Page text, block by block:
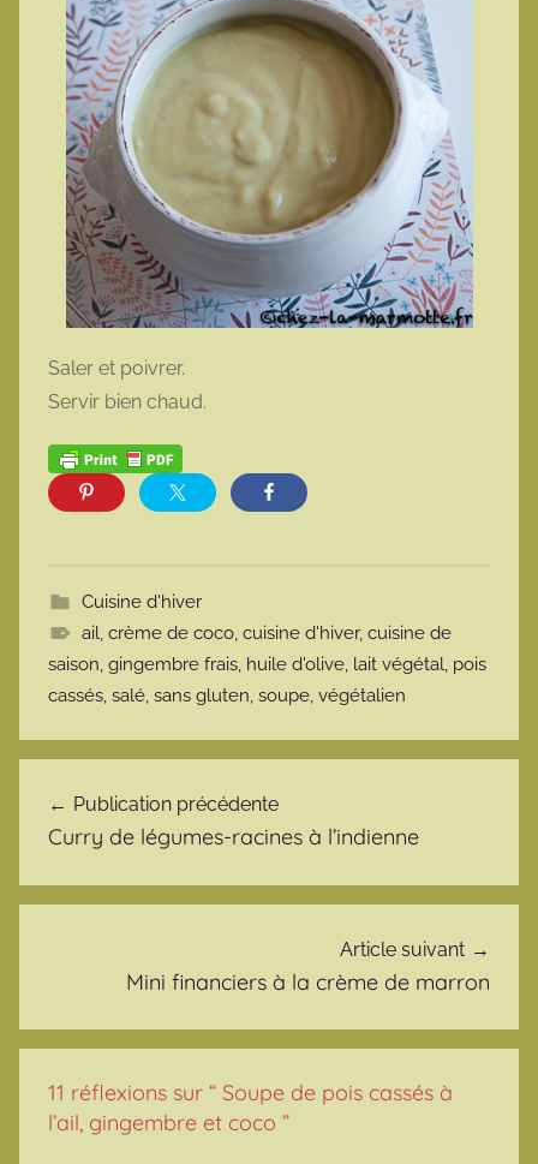
Saler et poivrer.
Servir bien chaud.
Cuisine d'hiver
ail, crème de coco, cuisine d'hiver, cuisine de
saison, gingembre frais, huile d'olive, lait végétal, pois
cassés, salé, sans gluten, soupe, végétalien
Publication précédente
Curry de légumes-racines à l’indienne
Article suivant
Mini financiers à la crème de marron
11 réflexions sur “ Soupe de pois cassés à
l’ail, gingembre et coco ”